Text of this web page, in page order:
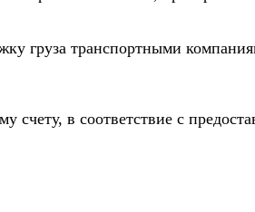
груза транспортными
счету, в соответствие с